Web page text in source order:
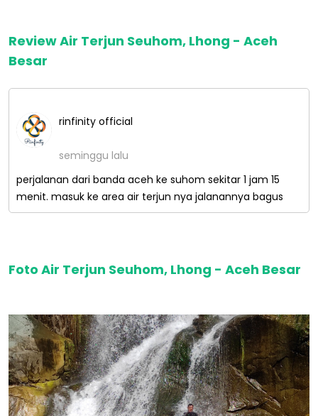
Review Air Terjun Seuhom, Lhong - Aceh
Besar
rinfinity official
seminggu lalu
perjalanan dari banda aceh ke suhom sekitar 1 jam 15
menit. masuk ke area air terjun nya jalanannya bagus
Foto Air Terjun Seuhom, Lhong - Aceh Besar